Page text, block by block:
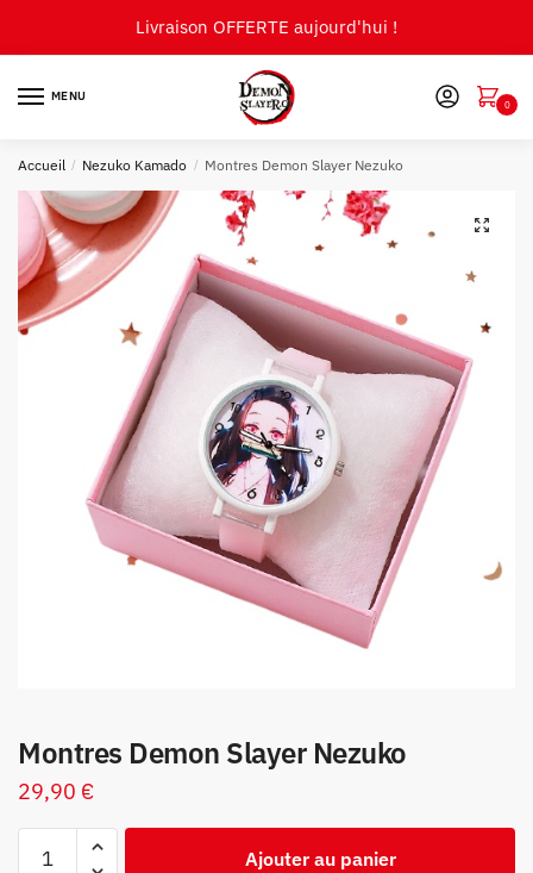
Livraison OFFERTE aujourd'hui !
MENU
0
Accueil / Nezuko Kamado / Montres Demon Slayer Nezuko
🔍
Montres Demon Slayer Nezuko
29,90 €
Ajouter au panier